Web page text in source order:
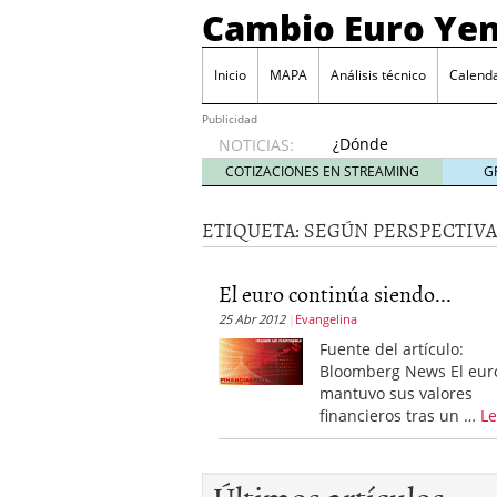
Cambio Euro
Inicio MAPA Análisis técnico
Publicidad
NOTICIAS:
¿Dónde
invertir
en
octubre
31, 2024
¿Cuál es el salario
El declive continuado
septiembre 26, 2023
El enigma del aceite de
extranjero? septiembre
COTIZACIONES EN STREAMING
ETIQUETA: SEGÚN
El euro continúa siendo...
25 Abr 2012 Evangelina
Fuente del artículo:
Bloomberg News El
mantuvo sus valores
financieros tras un …